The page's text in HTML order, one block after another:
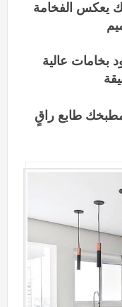
يعكس الفخامة
بخامات عالية
طابع راقٍ